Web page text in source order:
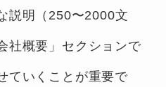
説明（250〜2000文
社概要」セクションで
ていくことが重要で